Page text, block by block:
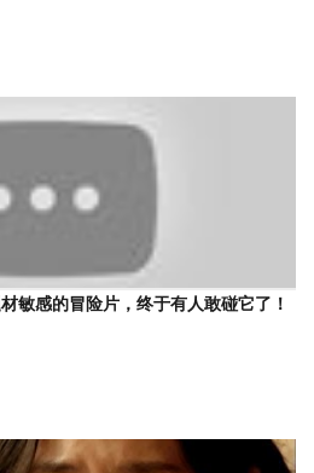
敏感的冒险片，终于有人敢碰它了！